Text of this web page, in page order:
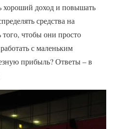
хороший доход и повышать
средства на
чтобы они просто
с маленьким
прибыль? Ответы – в